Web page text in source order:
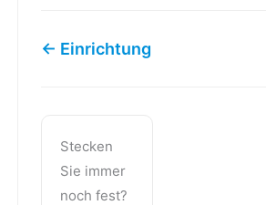
← Einrichtung
Stecken
Sie immer
noch fest?